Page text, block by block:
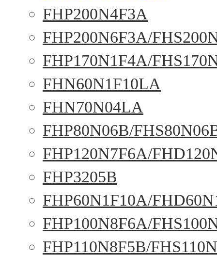
FHP200N4F3A
FHP200N6F3A/
FHP170N1F4A/
FHN60N1F10LA
FHN70N04LA
FHP80N06B/
FHP120N7F6A/
FHP3205B
FHP60N1F10A/
FHP100N8F6A/
FHP110N8F5B/